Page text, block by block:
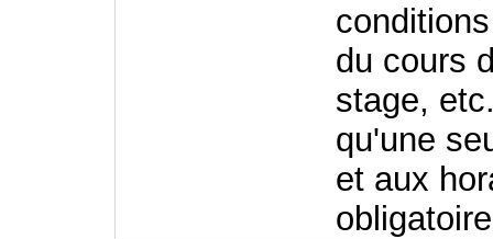
du cours
stage,
qu'une
et aux